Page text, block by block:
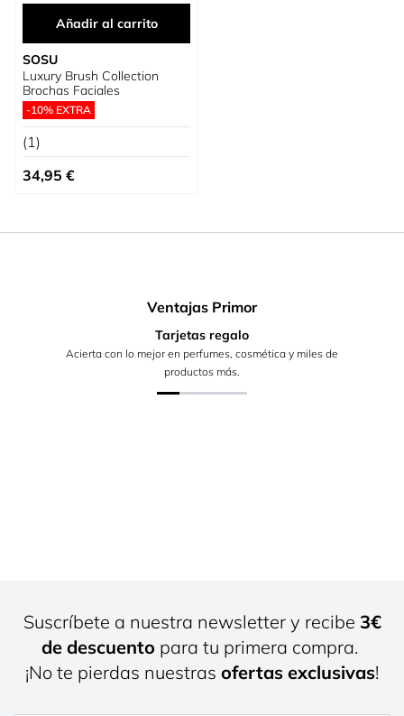
Añadir al carrito
SOSU
Luxury Brush Collection
Brochas Faciales
-10% EXTRA
(1)
34,95 €
Ventajas Primor
Tarjetas regalo
Acierta con lo mejor en perfumes, cosmética y miles de
productos más.
Suscríbete a nuestra newsletter y recibe 3€
de descuento para tu primera compra.
¡No te pierdas nuestras ofertas exclusivas!